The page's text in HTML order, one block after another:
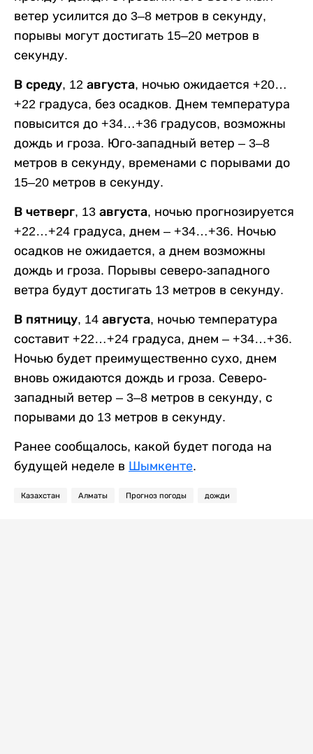
ветер усилится до 3–8 метров в секунду,
порывы могут достигать 15–20 метров в
секунду.
В среду, 12 августа, ночью ожидается +20…
+22 градуса, без осадков. Днем температура
повысится до +34…+36 градусов, возможны
дождь и гроза. Юго-западный ветер – 3–8
метров в секунду, временами с порывами до
15–20 метров в секунду.
В четверг, 13 августа, ночью прогнозируется
+22…+24 градуса, днем – +34…+36. Ночью
осадков не ожидается, а днем возможны
дождь и гроза. Порывы северо-западного
ветра будут достигать 13 метров в секунду.
В пятницу, 14 августа, ночью температура
составит +22…+24 градуса, днем – +34…+36.
Ночью будет преимущественно сухо, днем
вновь ожидаются дождь и гроза. Северо-
западный ветер – 3–8 метров в секунду, с
порывами до 13 метров в секунду.
Ранее сообщалось, какой будет погода на
будущей неделе в Шымкенте.
Казахстан Алматы Прогноз погоды дожди